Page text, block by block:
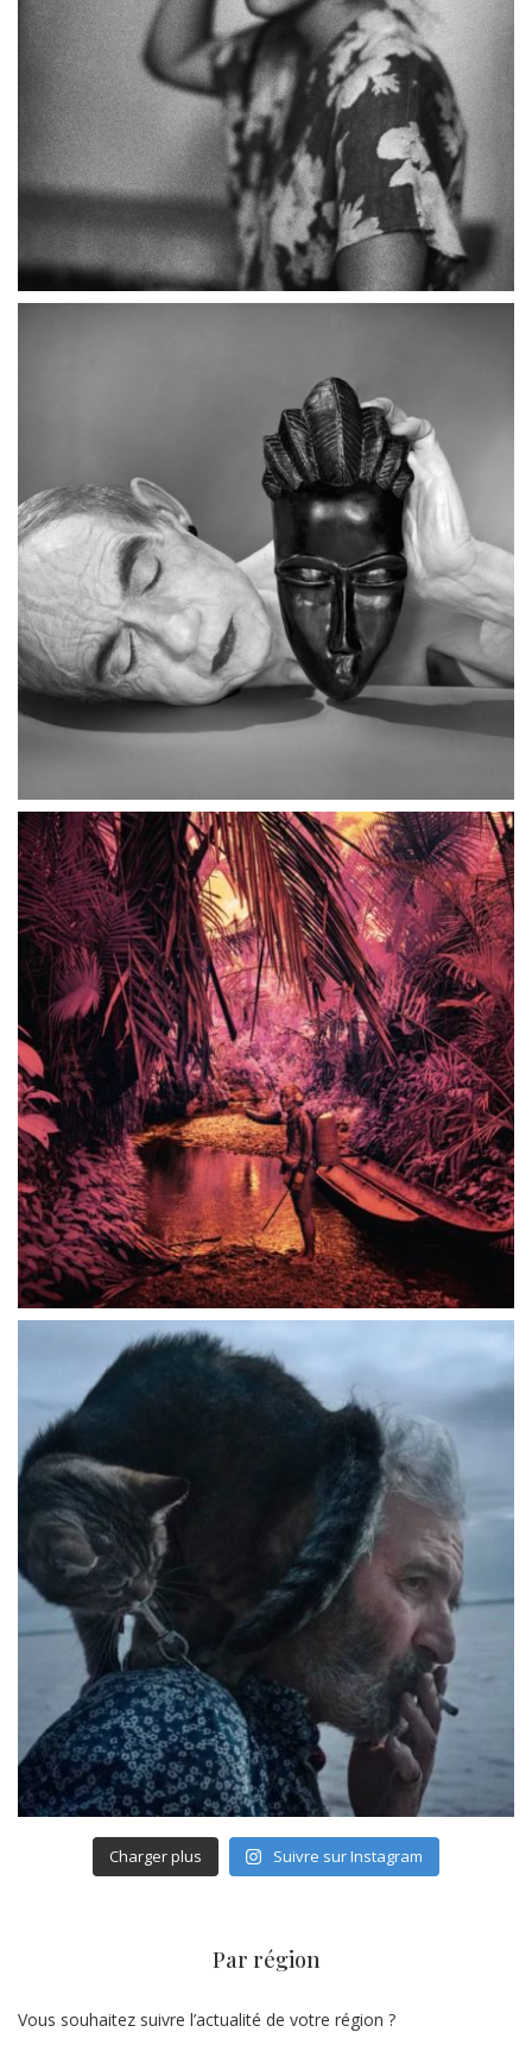
Charger plus Suivre sur Instagram
Par région
Vous souhaitez suivre l’actualité de votre région ?